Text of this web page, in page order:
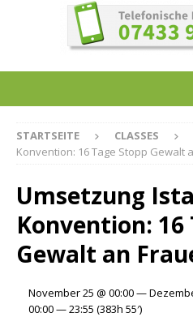
STARTSEITE CLASSES
Konvention: 16 Tage Stopp Gewalt
Umsetzung
Konvention: 16
Gewalt an
November 25 @ 00:00 —
00:00 — 23:55 (383h 55′)